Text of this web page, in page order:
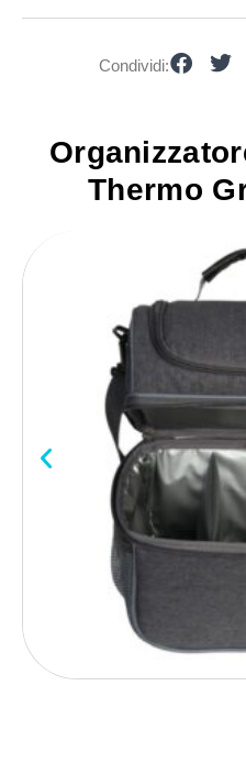
Thermo
Condividi: